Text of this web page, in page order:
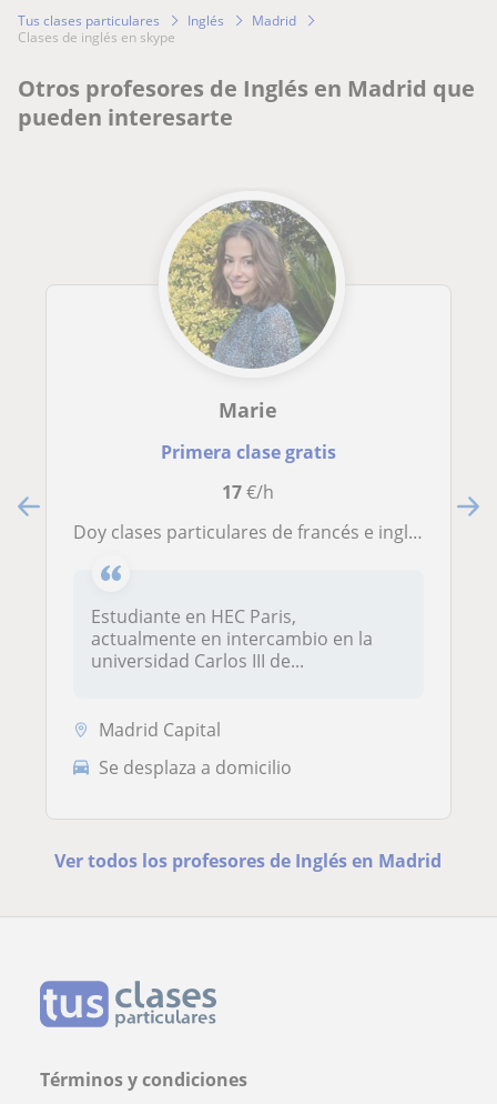
Tus clases particulares Inglés
Madrid
clases de inglés en skype
Otros profesores de Inglés en Madrid que
pueden interesarte
Marie
Primera clase gratis
17€/h
Doy clases particulares de francés e inglés
Estudiante en HEC Paris,
actualmente en intercambio en la
universidad Carlos III de...
Madrid Capital
Se desplaza a domicilio
Ver todos los profesores de Inglés en Madrid
Términos y condiciones